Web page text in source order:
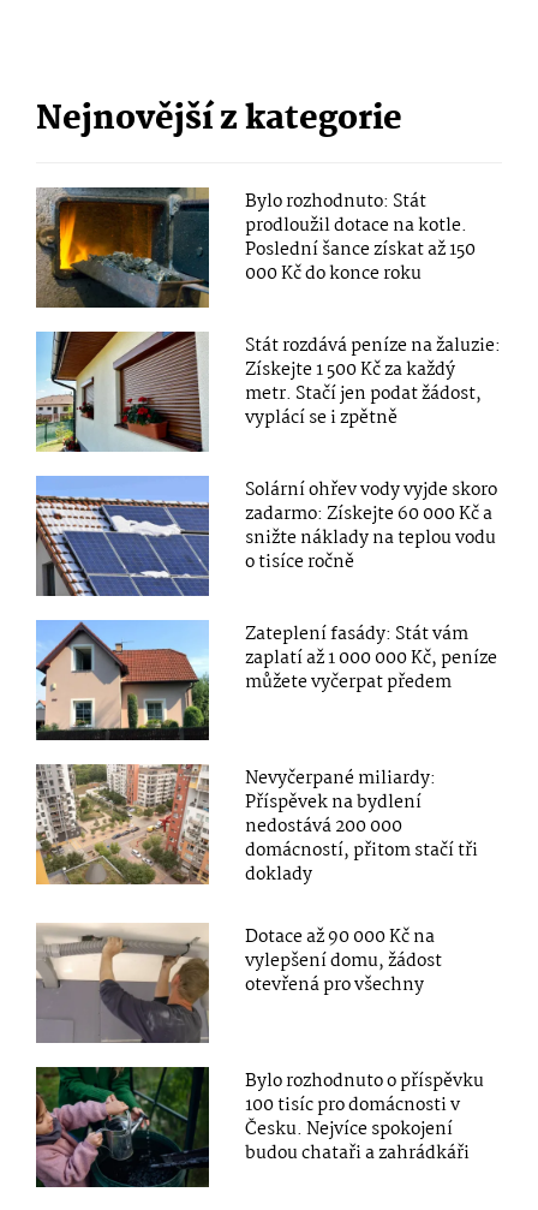
Nejnovější z kategorie
Bylo rozhodnuto: Stát
prodloužil dotace na kotle.
Poslední šance získat až 150
000 Kč do konce roku
Stát rozdává peníze na žaluzie:
Získejte 1 500 Kč za každý
metr. Stačí jen podat žádost,
vyplácí se i zpětně
Solární ohřev vody vyjde skoro
zadarmo: Získejte 60 000 Kč a
snižte náklady na teplou vodu
o tisíce ročně
Zateplení fasády: Stát vám
zaplatí až 1 000 000 Kč, peníze
můžete vyčerpat předem
Nevyčerpané miliardy:
Příspěvek na bydlení
nedostává 200 000
domácností, přitom stačí tři
doklady
Dotace až 90 000 Kč na
vylepšení domu, žádost
otevřená pro všechny
Bylo rozhodnuto o příspěvku
100 tisíc pro domácnosti v
Česku. Nejvíce spokojení
budou chataři a zahrádkáři